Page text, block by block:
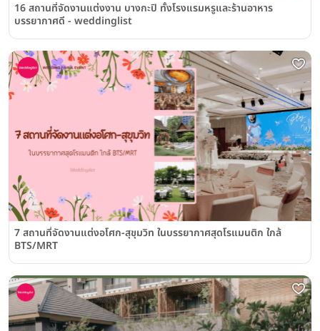
16 สถานที่จัดงานแต่งงาน บางกะปิ ทั้งโรงแรมหรูและร้านอาหาร
บรรยากาศดี - weddinglist
7 สถานที่จัดงานแต่งอโศก-สุขุมวิท ในบรรยากาศสุดโรแมนติก ใกล้
BTS/MRT